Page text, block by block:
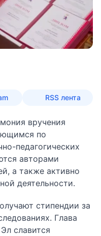
RSS лента
вручения
по
педагогических
авторами
а также активно
деятельности.
стипендии за
Глава
славится